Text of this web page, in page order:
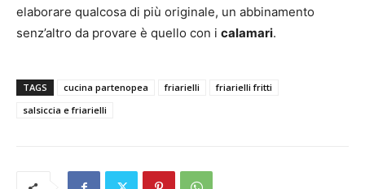
elaborare qualcosa di più originale, un abbinamento
senz’altro da provare è quello con i calamari.
TAGS cucina partenopea friarielli
friarielli fritti
salsiccia e friarielli